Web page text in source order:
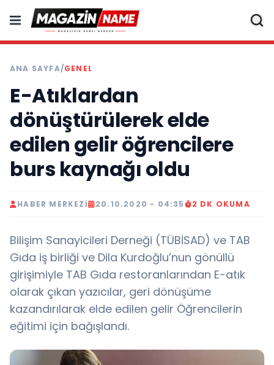
ANA SAYFA/GENEL
E-Atıklardan
dönüştürülerek elde
edilen gelir öğrencilere
burs kaynağı oldu
HABER MERKEZI 20.10.2020 - 04:35 2 DK OKUMA
Bilişim Sanayicileri Derneği (TÜBİSAD) ve TAB
Gıda iş birliği ve Dila Kurdoğlu’nun gönüllü
girişimiyle TAB Gıda restoranlarından E-atık
olarak çıkan yazıcılar, geri dönüşüme
kazandırılarak elde edilen gelir Öğrencilerin
eğitimi için bağışlandı.